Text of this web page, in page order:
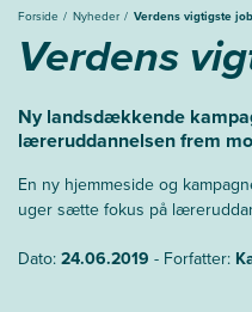
Forside Nyheder Verdens vigtigste job
Verdens
Ny landsdækkende
læreruddannelsen frem
En ny hjemmeside og
uger sætte fokus på
Dato: 24.06.2019 - Forfatter: